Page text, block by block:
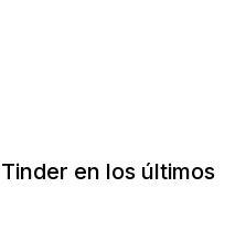
en los últimos